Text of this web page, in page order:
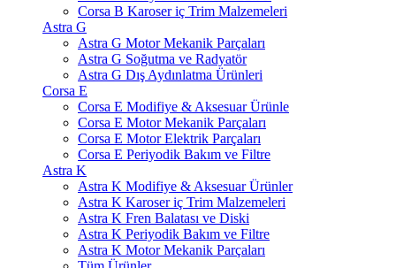
Corsa B Karoser iç Trim Malzemeleri
Astra G
Astra G Motor Mekanik Parçaları
Astra G Soğutma ve Radyatör
Astra G Dış Aydınlatma Ürünleri
Corsa E
Corsa E Modifiye & Aksesuar Ürünle
Corsa E Motor Mekanik Parçaları
Corsa E Motor Elektrik Parçaları
Corsa E Periyodik Bakım ve Filtre
Astra K
Astra K Modifiye & Aksesuar Ürünler
Astra K Karoser iç Trim Malzemeleri
Astra K Fren Balatası ve Diski
Astra K Periyodik Bakım ve Filtre
Astra K Motor Mekanik Parçaları